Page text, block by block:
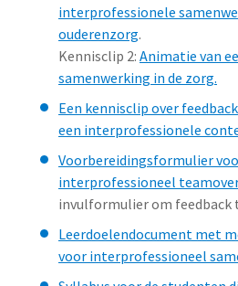
interprofessionele
ouderenzorg.
Kennisclip 2: Animatie van
samenwerking in de zorg.
Een kennisclip over
een interprofessionele
Voorbereidingsformulier
interprofessioneel
invulformulier om feedback
Leerdoelendocument met
voor interprofessioneel